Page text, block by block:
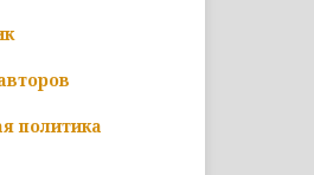
политика